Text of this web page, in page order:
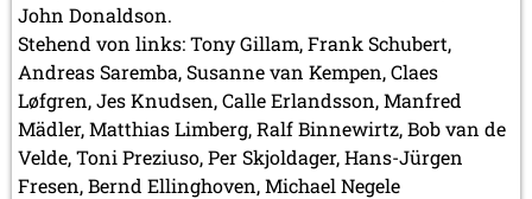
John Donaldson.
Stehend von links: Tony Gillam, Frank Schubert,
Andreas Saremba, Susanne van Kempen, Claes
Løfgren, Jes Knudsen, Calle Erlandsson, Manfred
Mädler, Matthias Limberg, Ralf Binnewirtz, Bob van de
Velde, Toni Preziuso, Per Skjoldager, Hans-Jürgen
Fresen, Bernd Ellinghoven, Michael Negele